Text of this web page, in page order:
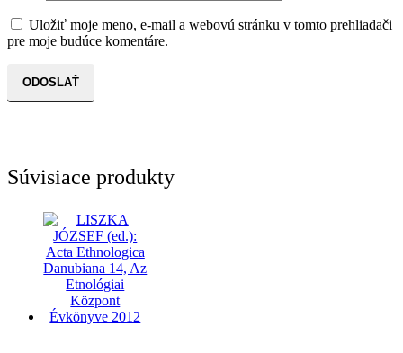
Uložiť moje meno, e-mail a webovú stránku v tomto prehliadači
pre moje budúce komentáre.
Súvisiace produkty